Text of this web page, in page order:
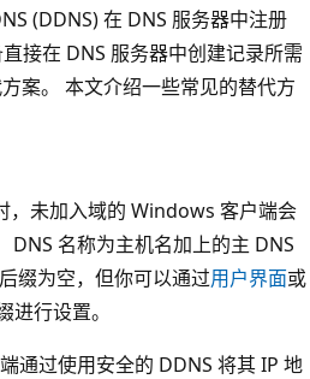
(DDNS) 在 DNS 服务器中注册
接在 DNS 服务器中创建记录所需
案。 本文介绍一些常见的替代方
，未加入域的 Windows 客户端会
DNS 名称为主机名加上的主 DNS
缀为空，但你可以通过用户界面或
进行设置。
通过使用安全的 DDNS 将其 IP 地